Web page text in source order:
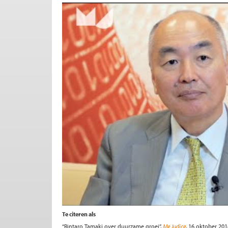
Te citeren als
“Rintaro Tamaki over duurzame groei”, Me Judice, 16 oktober